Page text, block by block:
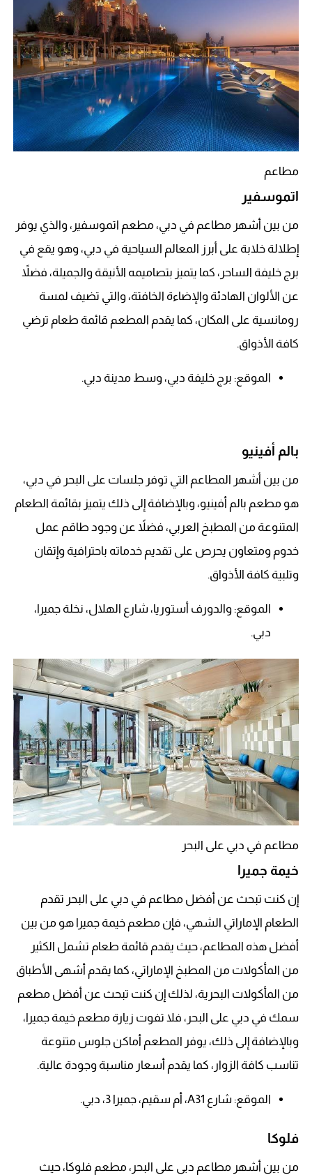
مطاعم
اتموسفير
من بين أشهر مطاعم في دبي، مطعم اتموسفير، والذي يوفر
إطلالة خلابة على أبرز المعالم السياحية في دبي، وهو يقع في
برج خليفة الساحر، كما يتميز بتصاميمه الأنيقة والجميلة، فضلاً
عن الألوان الهادئة والإضاءة الخافتة، والتي تضيف لمسة
رومانسية على المكان، كما يقدم المطعم قائمة طعام ترضي
كافة الأذواق.
الموقع: برج خليفة دبي، وسط مدينة دبي.
بالم أفينيو
من بين أشهر المطاعم التي توفر جلسات على البحر في دبي،
هو مطعم بالم أفينيو، وبالإضافة إلى ذلك يتميز بقائمة الطعام
المتنوعة من المطبخ العربي، فضلاً عن وجود طاقم عمل
خدوم ومتعاون يحرص على تقديم خدماته باحترافية وإتقان
وتلبية كافة الأذواق.
الموقع: والدورف أستوريا، شارع الهلال، نخلة جميرا،
دبي.
مطاعم في دبي على البحر
خيمة جميرا
إن كنت تبحث عن أفضل مطاعم في دبي على البحر تقدم
الطعام الإماراتي الشهي، فإن مطعم خيمة جميرا هو من بين
أفضل هذه المطاعم، حيث يقدم قائمة طعام تشمل الكثير
من المأكولات من المطبخ الإماراتي، كما يقدم أشهى الأطباق
من المأكولات البحرية، لذلك إن كنت تبحث عن أفضل مطعم
سمك في دبي على البحر، فلا تفوت زيارة مطعم خيمة جميرا،
وبالإضافة إلى ذلك، يوفر المطعم أماكن جلوس متنوعة
تناسب كافة الزوار، كما يقدم أسعار مناسبة وجودة عالية.
الموقع: شارع A31، أم سقيم، جميرا 3، دبي.
فلوكا
من بين أشهر مطاعم دبي على البحر، مطعم فلوكا، حيث